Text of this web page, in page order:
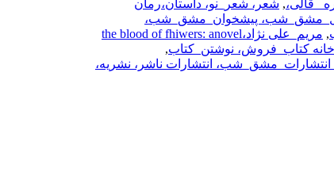
قالی،, شعر، شعر_نو، داستان،رمان
پیشخوان_مشق_شب،
,
مریم_علی نژاد،the blood of fhiwers: anovel
کتاب_فروش، نوشتن_کتاب,
انتشارات ناشر، نشریه،